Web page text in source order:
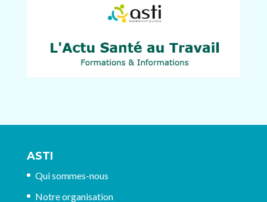
ASTI
Qui sommes-nous
Notre organisation